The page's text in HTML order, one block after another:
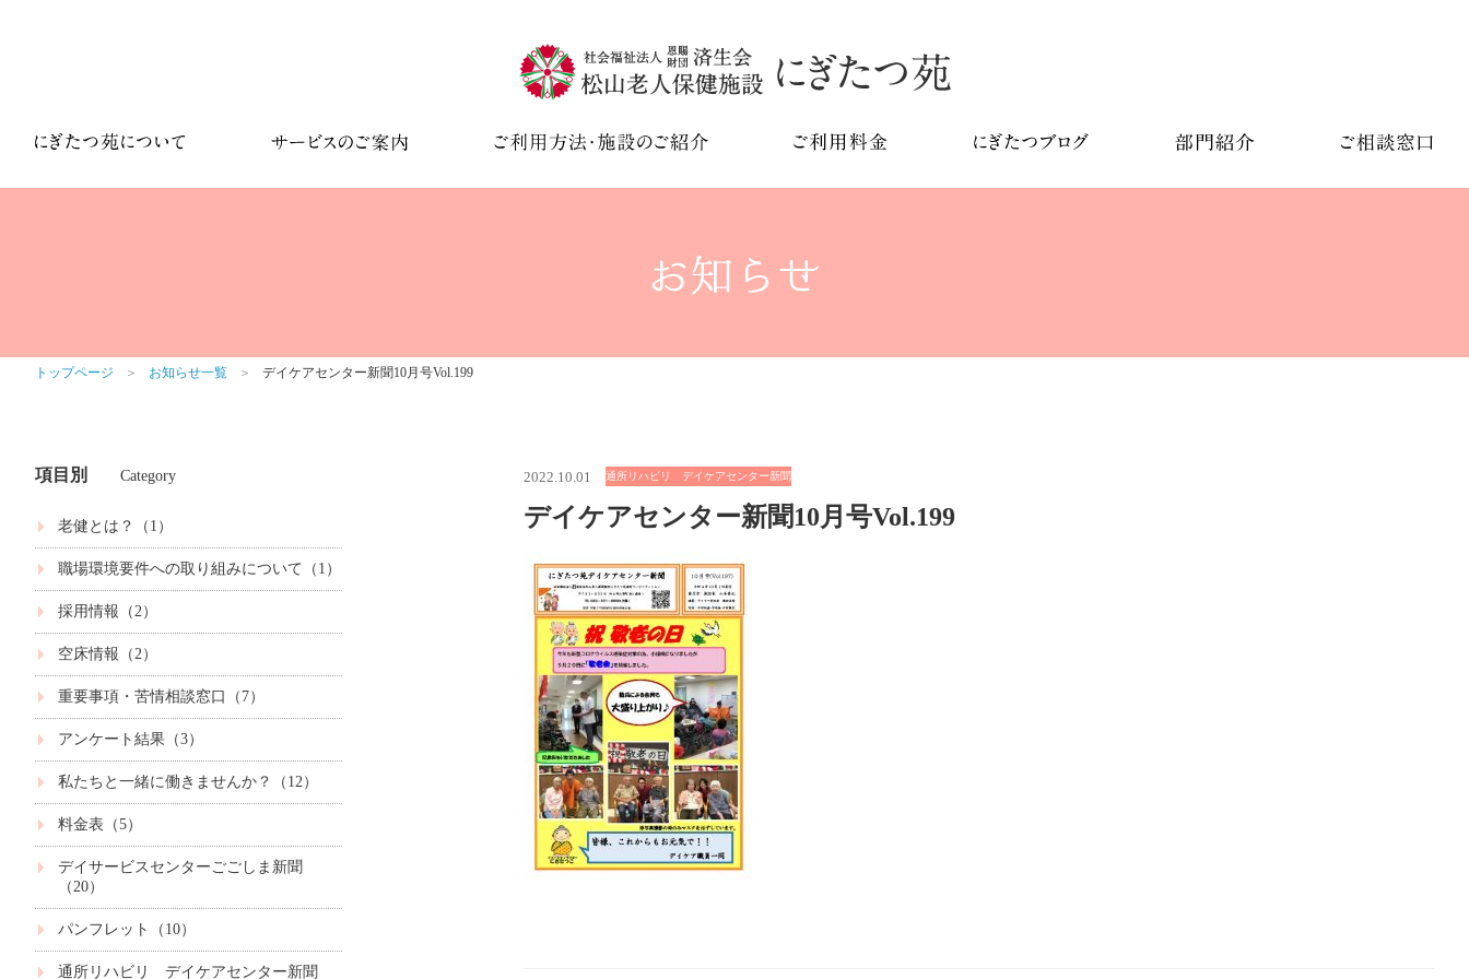
トップページ ＞ お知らせ一覧 ＞ デイケアセンター新聞10月号Vol.199
項目別 Category
老健とは？（1）
職場環境要件への取り組みについて（1）
採用情報（2）
空床情報（2）
重要事項・苦情相談窓口（7）
アンケート結果（3）
私たちと一緒に働きませんか？（12）
料金表（5）
デイサービスセンターごごしま新聞
（20）
パンフレット（10）
通所リハビリ デイケアセンター新聞
2022.10.01 通所リハビリ デイケアセンター新聞
デイケアセンター新聞10月号Vol.199